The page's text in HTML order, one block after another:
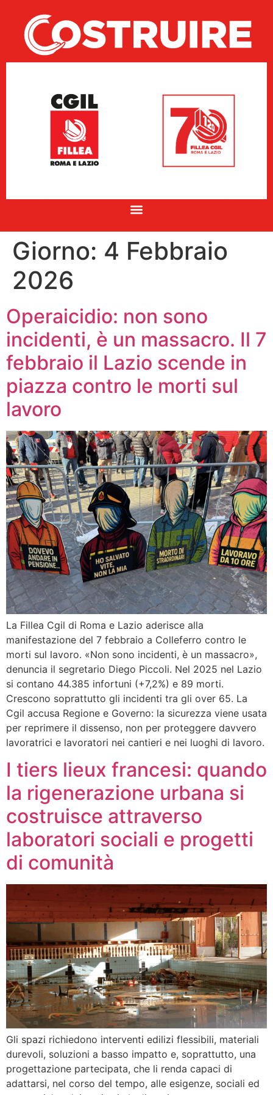
Giorno: 4 Febbraio
2026
Operaicidio: non sono
incidenti, è un massacro. Il 7
febbraio il Lazio scende in
piazza contro le morti sul
lavoro
La Fillea Cgil di Roma e Lazio aderisce alla
manifestazione del 7 febbraio a Colleferro contro le
morti sul lavoro. «Non sono incidenti, è un massacro»,
denuncia il segretario Diego Piccoli. Nel 2025 nel Lazio
si contano 44.385 infortuni (+7,2%) e 89 morti.
Crescono soprattutto gli incidenti tra gli over 65. La
Cgil accusa Regione e Governo: la sicurezza viene usata
per reprimere il dissenso, non per proteggere davvero
lavoratrici e lavoratori nei cantieri e nei luoghi di lavoro.
I tiers lieux francesi: quando
la rigenerazione urbana si
costruisce attraverso
laboratori sociali e progetti
di comunità
Gli spazi richiedono interventi edilizi flessibili, materiali
durevoli, soluzioni a basso impatto e, soprattutto, una
progettazione partecipata, che li renda capaci di
adattarsi, nel corso del tempo, alle esigenze, sociali ed